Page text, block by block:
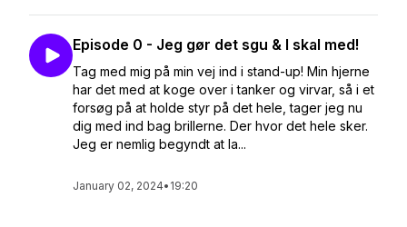
Episode 0 - Jeg gør det sgu & I skal med!
Tag med mig på min vej ind i stand-up! Min hjerne
har det med at koge over i tanker og virvar, så i et
forsøg på at holde styr på det hele, tager jeg nu
dig med ind bag brillerne. Der hvor det hele sker.
Jeg er nemlig begyndt at la...
January 02, 2024• 19:20